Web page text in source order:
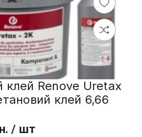
клей Renove Uretax
клей 6,66
/ шт